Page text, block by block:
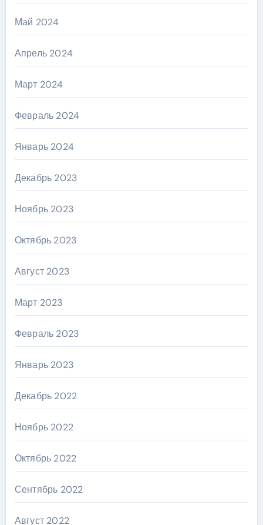
Май 2024
Апрель 2024
Март 2024
Февраль 2024
Январь 2024
Декабрь 2023
Ноябрь 2023
Октябрь 2023
Август 2023
Март 2023
Февраль 2023
Январь 2023
Декабрь 2022
Ноябрь 2022
Октябрь 2022
Сентябрь 2022
Август 2022